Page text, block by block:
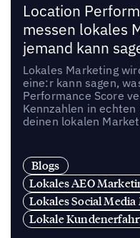
Location
messen lokales
jemand kann
Lokales Marketing
eine:r kann sagen,
Performance Score
Kennzahlen in
deinen lokalen
Blogs
Lokales AEO
Lokales Social
Lokale